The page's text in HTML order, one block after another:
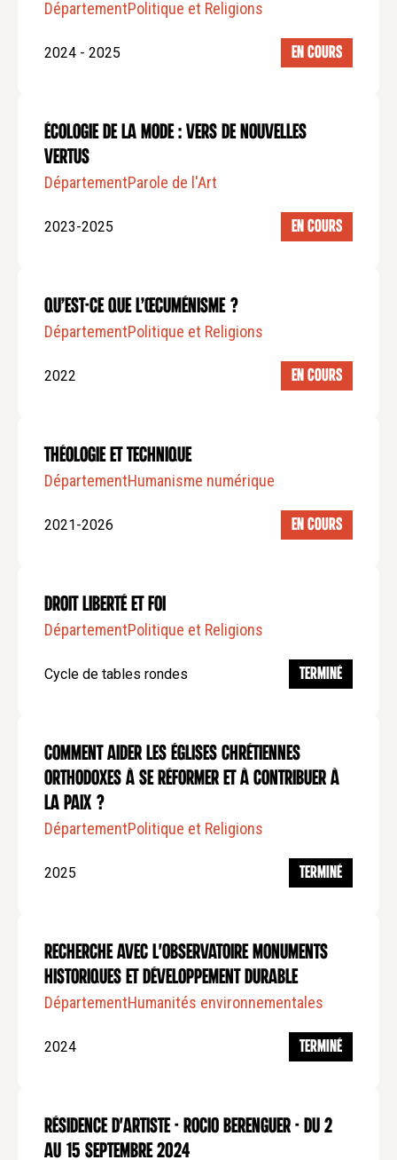
DépartementPolitique et Religions
2024 - 2025 EN COURS
Écologie de la mode : vers de nouvelles
vertus
DépartementParole de l'Art
2023-2025 EN COURS
Qu’est-ce que l’œcuménisme ?
DépartementPolitique et Religions
2022 EN COURS
Théologie et Technique
DépartementHumanisme numérique
2021-2026 EN COURS
Droit Liberté et Foi
DépartementPolitique et Religions
Cycle de tables rondes TERMINÉ
Comment aider les Églises chrétiennes
orthodoxes à se réformer et à contribuer à
la paix ?
DépartementPolitique et Religions
2025 TERMINÉ
Recherche avec L'Observatoire monuments
historiques et développement durable
DépartementHumanités environnementales
2024 TERMINÉ
Résidence d'artiste - Rocio Berenguer - Du 2
au 15 septembre 2024